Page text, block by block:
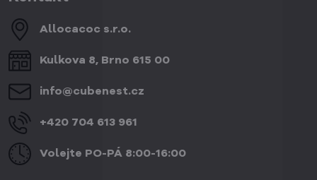
Allocacoc s​.r​.o​.
Kulkova 8, Brno 615 00
info​@cubenest​.cz
+420 704 613 961
Volejte PO-PÁ 8:00-16:00